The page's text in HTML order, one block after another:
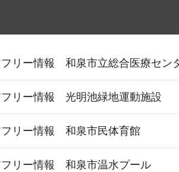
リー情報 和泉市立総合医療セン
リー情報 光明池緑地運動施設
フリー情報 和泉市民体育館
リー情報 和泉市温水プール